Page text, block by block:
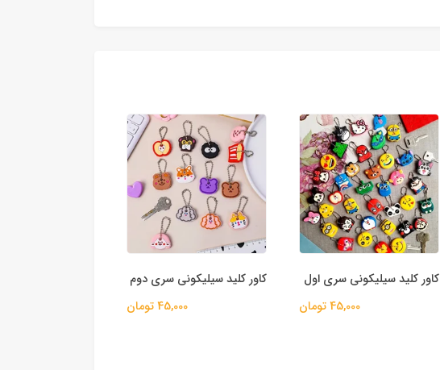
کاور کلید سیلیکونی سری اول
45,000 تومان
کاور کلید سیلیکونی سری دوم
45,000 تومان